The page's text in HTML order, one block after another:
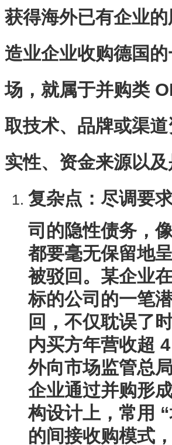
获得海外已有企业
造业企业收购德国
场，就属于并购类
取技术、品牌或渠
实性、资金来源以
复杂点 ：尽调要
司的隐性债务，
都要毫无保留地
被驳回。某企业
标的公司的一笔
回，不仅耽误了
内买方年营收超
外向市场监管总
企业通过并购形
构设计上，常用
的间接收购模式